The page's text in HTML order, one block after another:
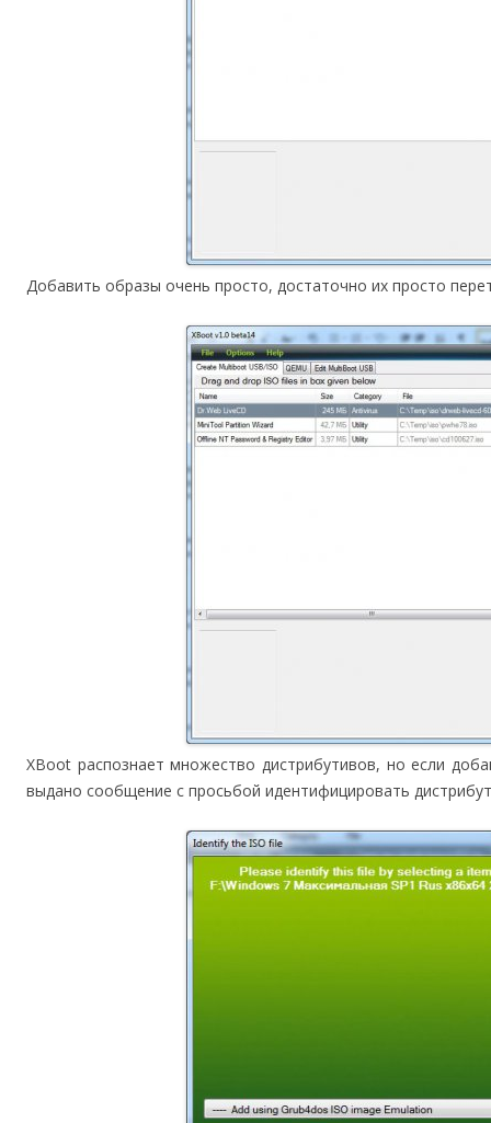
Добавить образы очень просто, достаточно их просто
XBoot распознает множество дистрибутивов, но если
выдано сообщение с просьбой идентифицировать